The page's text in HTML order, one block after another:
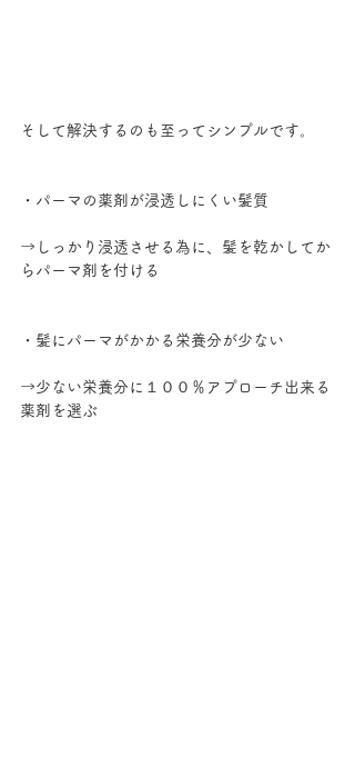
そして解決するのも至ってシンプルです。
・パーマの薬剤が浸透しにくい髪質
→しっかり浸透させる為に、髪を乾かしてか
らパーマ剤を付ける
・髪にパーマがかかる栄養分が少ない
→少ない栄養分に１００％アプローチ出来る
薬剤を選ぶ